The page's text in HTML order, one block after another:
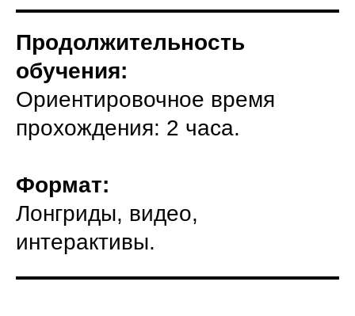
Продолжительность
обучения:
Ориентировочное время
прохождения: 2 часа.
Формат:
Лонгриды, видео,
интерактивы.